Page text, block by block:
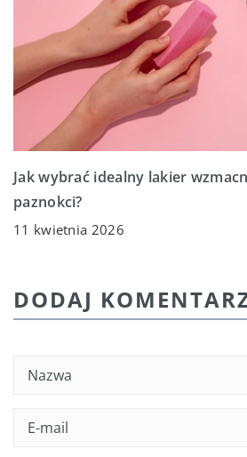
Jak wybrać idealny lakier
paznokci?
11 kwietnia 2026
DODAJ